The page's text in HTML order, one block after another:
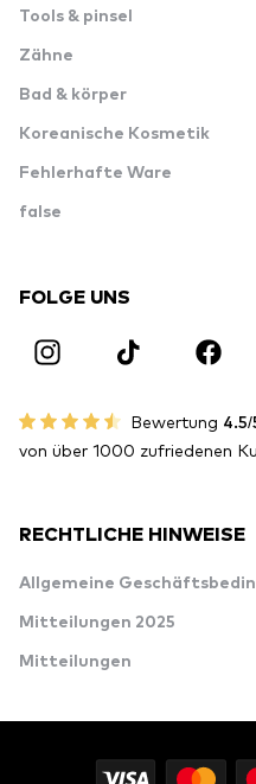
Tools & pinsel
Zähne
Bad & körper
Koreanische Kosmetik
Fehlerhafte Ware
false
FOLGE UNS
Bewertung 4.5/
von über 1000 zufriedenen
RECHTLICHE HINWEISE
Allgemeine
Mitteilungen 2025
Mitteilungen